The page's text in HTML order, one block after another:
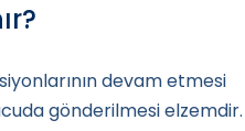
devam etmesi
gönderilmesi elzemdir.